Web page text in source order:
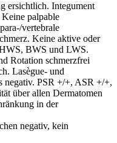
ersichtlich. Integument
palpable
vertebrale
Keine aktive oder
BWS und LWS.
Rotation schmerzfrei
Lasègue- und
negativ. PSR +/+, ASR +/+,
über allen Dermatomen
in der
negativ, kein